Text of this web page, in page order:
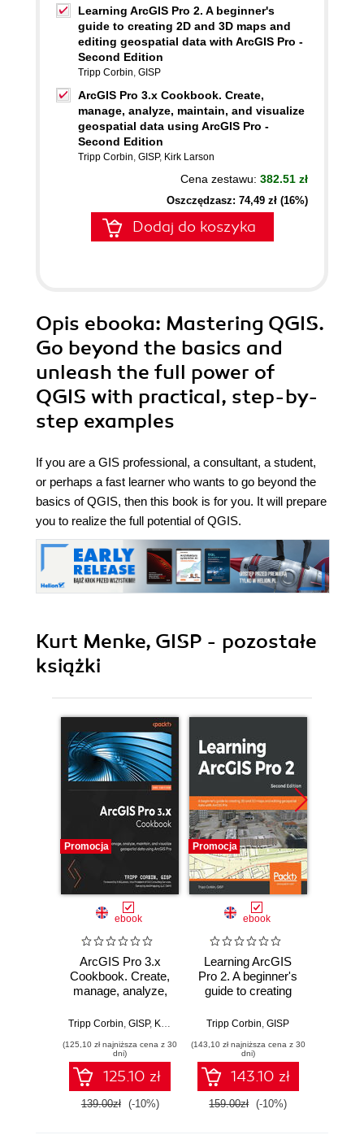
Learning ArcGIS Pro 2. A beginner's
guide to creating 2D and 3D maps and
editing geospatial data with ArcGIS Pro -
Second Edition
Tripp Corbin, GISP
ArcGIS Pro 3.x Cookbook. Create,
manage, analyze, maintain, and visualize
geospatial data using ArcGIS Pro -
Second Edition
Tripp Corbin, GISP, Kirk Larson
Cena zestawu: 382.51 zł
Oszczędzasz: 74,49 zł (16%)
Dodaj do koszyka
Opis ebooka: Mastering QGIS.
Go beyond the basics and
unleash the full power of
QGIS with practical, step-by-
step examples
If you are a GIS professional, a consultant, a student,
or perhaps a fast learner who wants to go beyond the
basics of QGIS, then this book is for you. It will prepare
you to realize the full potential of QGIS.
Kurt Menke, GISP - pozostałe
książki
Promocja
ebook
ArcGIS Pro 3.x
Cookbook. Create,
manage, analyze,
visualize geospatial
Pro - Second
Edition
Tripp Corbin, GISP, Kirk Larson
(125,10 zł najniższa cena z 30
dni)
125.10 zł
139.00zł (-10%)
Promocja
ebook
Learning ArcGIS
Pro 2. A beginner's
guide to creating
and editing
with ArcGIS Pro -
Second Edition
Tripp Corbin,GISP
(143,10 zł najniższa cena z 30
dni)
143.10 zł
159.00zł (-10%)